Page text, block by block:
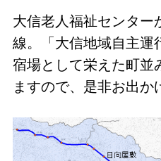
大信老人福祉センター
線。「大信地域自主運
宿場として栄えた町並
ますので、是非お出か